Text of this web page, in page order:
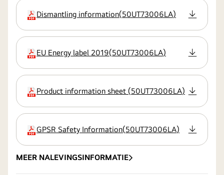
extensie
Dismantling information(50UT73006LA)
extensie
EU Energy label 2019(50UT73006LA)
extensie
Product information sheet (50UT73006LA)
extensie
GPSR Safety Information(50UT73006LA)
MEER NALEVINGSINFORMATIE